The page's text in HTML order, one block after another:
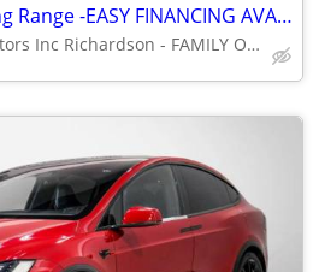
2022 Tesla Model 3 Long Range -EASY FINANCING AVAILABLE
+ IMD Motors Inc Richardson - FAMILY OWNED AND OPERATED !